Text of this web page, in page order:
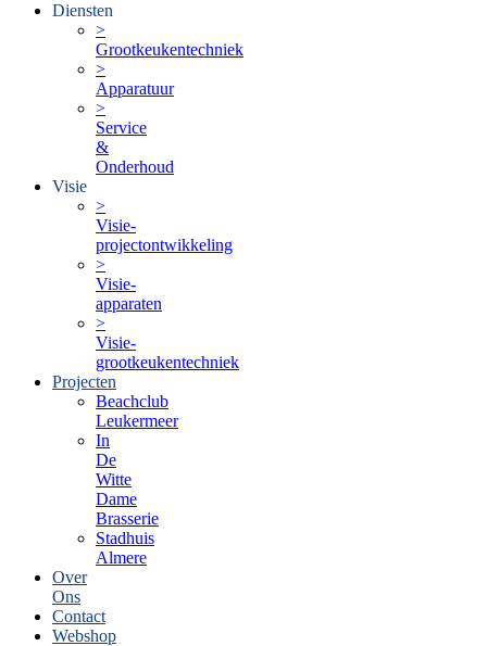
Diensten
>
Grootkeukentechniek
>
Apparatuur
>
Service
&
Onderhoud
Visie
>
Visie-
projectontwikkeling
>
Visie-
apparaten
>
Visie-
grootkeukentechniek
Projecten
Beachclub
Leukermeer
In
De
Witte
Dame
Brasserie
Stadhuis
Almere
Over
Ons
Contact
Webshop